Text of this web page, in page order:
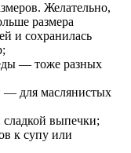
Желательно,
размера
и сохранилась
— тоже разных
— для маслянистых
выпечки;
к супу или